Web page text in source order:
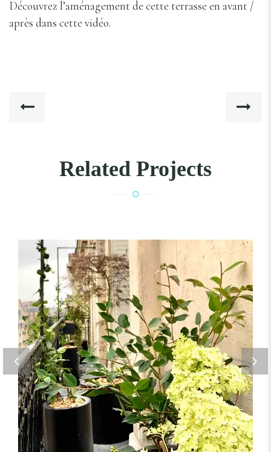
Découvrez l’aménagement de cette terrasse en avant /
après dans cette vidéo.
Related Projects
LE BALCON VERTICAL (PARIS 14)
BALCON